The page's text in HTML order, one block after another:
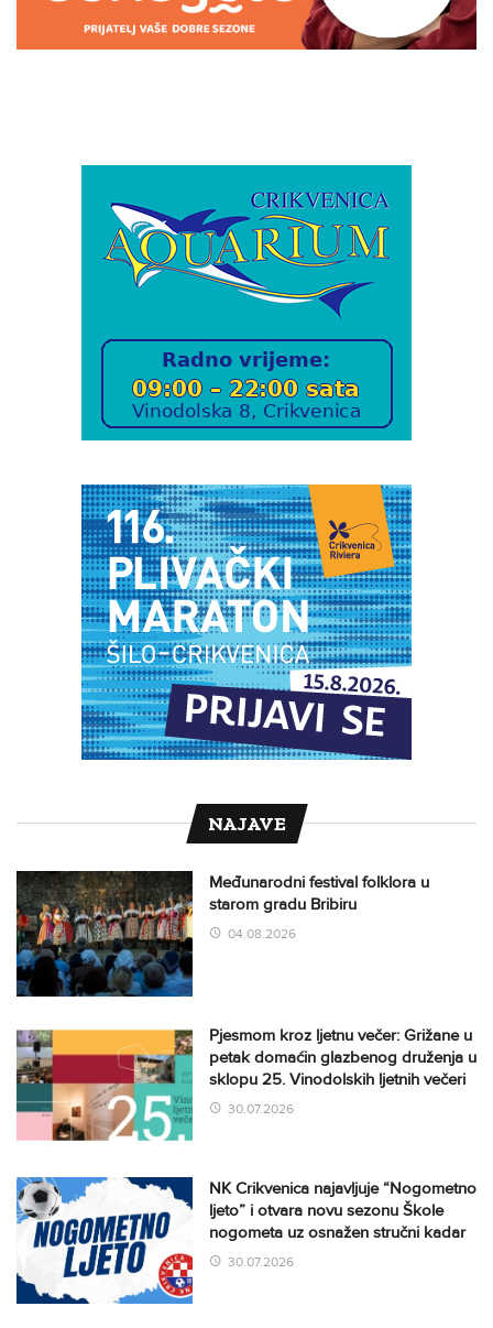
NAJAVE
Međunarodni festival folklora u
starom gradu Bribiru
04.08.2026
Pjesmom kroz ljetnu večer: Grižane u
petak domaćin glazbenog druženja u
sklopu 25. Vinodolskih ljetnih večeri
30.07.2026
NK Crikvenica najavljuje “Nogometno
ljeto” i otvara novu sezonu Škole
nogometa uz osnažen stručni kadar
30.07.2026